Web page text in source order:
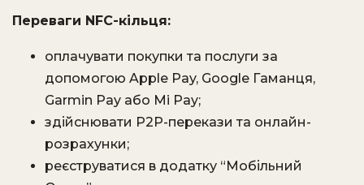
Переваги NFC-кільця:
оплачувати покупки та послуги за
допомогою Apple Pay, Google Гаманця,
Garmin Pay або Mi Pay;
здійснювати P2P-перекази та онлайн-
розрахунки;
реєструватися в додатку “Мобільний